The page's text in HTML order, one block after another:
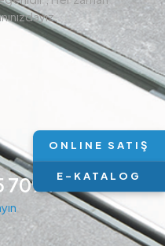
ONLINE SATIŞ
E-KATALOG